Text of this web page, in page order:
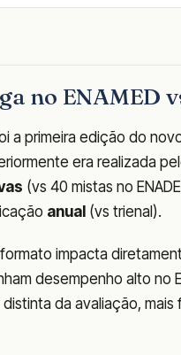
no ENAMED
a primeira edição do
era realizada
(vs 40 mistas no
anual (vs trienal).
impacta
desempenho alto no
da avaliação,